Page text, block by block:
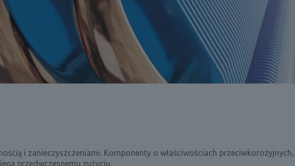
i zanieczyszczeniami. Komponenty o właściwościach
przedwczesnemu zużyciu.